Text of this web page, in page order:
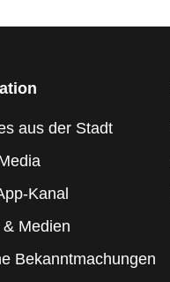
aus der Stadt
Kanal
Medien
Bekanntmachungen